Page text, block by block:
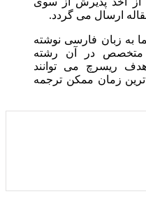
ارسال می گردد.
به زبان فارسی نوشته
متخصص در آن رشته
ریسرچ می توانند
ترین زمان ممکن ترجمه